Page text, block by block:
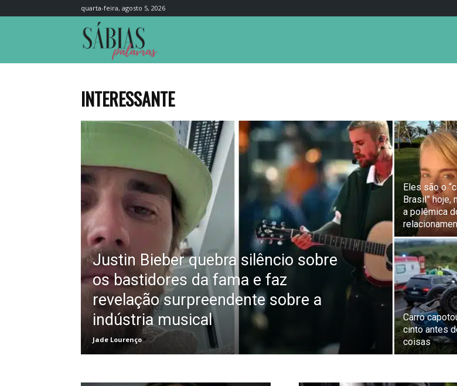
quarta-feira, agosto 5, 2026
INTERESSANTE
Justin Bieber quebra silêncio sobre
os bastidores da fama e faz
revelação surpreendente sobre a
indústria musical
Jade Lourenço
Eles são o
Brasil” hoje,
a polêmica
Carro
cinto antes
coisas